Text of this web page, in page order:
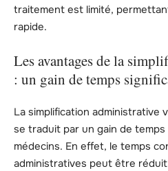
traitement est limité,
rapide.
Les avantages de la
: un gain de temps
La simplification administrative
se traduit par un gain de
médecins. En effet, le temps
administratives peut être